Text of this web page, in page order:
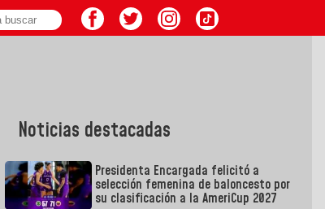
Noticias destacadas
Presidenta Encargada felicitó a
selección femenina de baloncesto por
su clasificación a la AmeriCup 2027